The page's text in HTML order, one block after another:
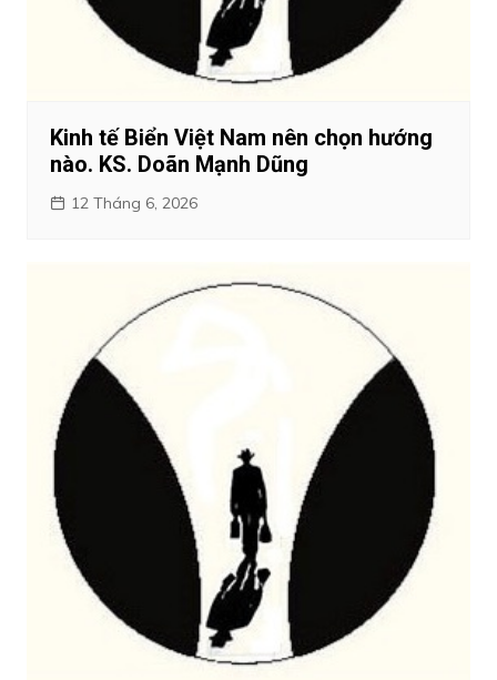
Kinh tế Biển Việt Nam nên chọn hướng
nào. KS. Doãn Mạnh Dũng
12 Tháng 6, 2026